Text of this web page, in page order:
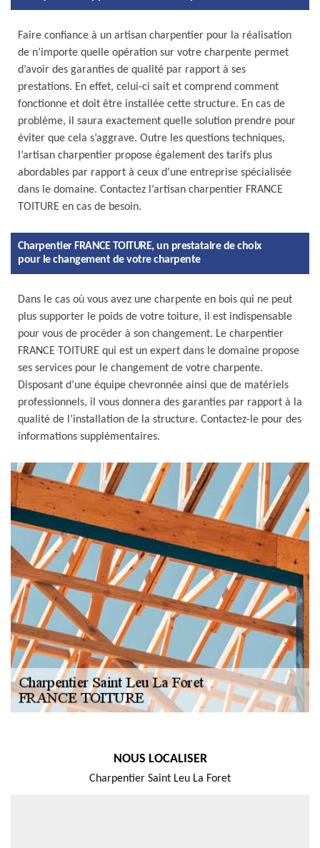
Faire confiance à un artisan charpentier pour la réalisation
de n’importe quelle opération sur votre charpente permet
d’avoir des garanties de qualité par rapport à ses
prestations. En effet, celui-ci sait et comprend comment
fonctionne et doit être installée cette structure. En cas de
problème, il saura exactement quelle solution prendre pour
éviter que cela s’aggrave. Outre les questions techniques,
l’artisan charpentier propose également des tarifs plus
abordables par rapport à ceux d’une entreprise spécialisée
dans le domaine. Contactez l’artisan charpentier FRANCE
TOITURE en cas de besoin.
Charpentier FRANCE TOITURE, un prestataire de choix
pour le changement de votre charpente
Dans le cas où vous avez une charpente en bois qui ne peut
plus supporter le poids de votre toiture, il est indispensable
pour vous de procéder à son changement. Le charpentier
FRANCE TOITURE qui est un expert dans le domaine propose
ses services pour le changement de votre charpente.
Disposant d’une équipe chevronnée ainsi que de matériels
professionnels, il vous donnera des garanties par rapport à la
qualité de l’installation de la structure. Contactez-le pour des
informations supplémentaires.
NOUS LOCALISER
Charpentier Saint Leu La Foret